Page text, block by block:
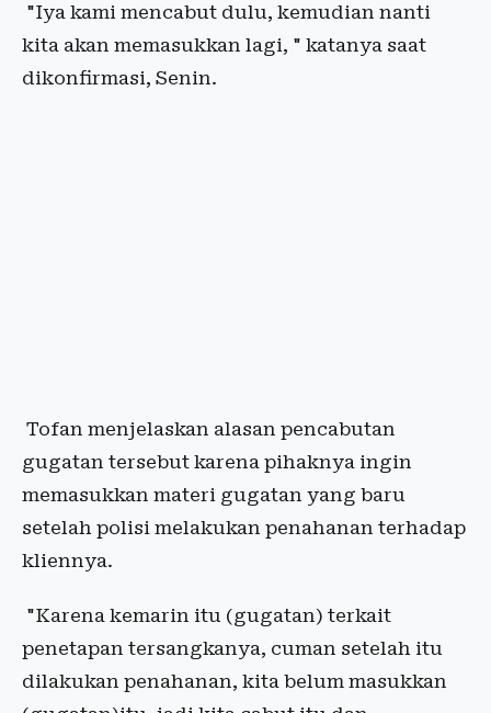
"Iya kami mencabut dulu, kemudian nanti
kita akan memasukkan lagi, " katanya saat
dikonfirmasi, Senin.
Tofan menjelaskan alasan pencabutan
gugatan tersebut karena pihaknya ingin
memasukkan materi gugatan yang baru
setelah polisi melakukan penahanan terhadap
kliennya.
"Karena kemarin itu (gugatan) terkait
penetapan tersangkanya, cuman setelah itu
dilakukan penahanan, kita belum masukkan